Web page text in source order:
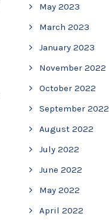
May 2023
March 2023
January 2023
November 2022
October 2022
September 2022
August 2022
July 2022
June 2022
May 2022
April 2022